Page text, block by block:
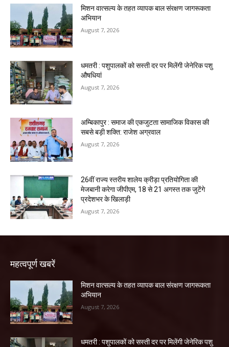
मिशन वात्सल्य के तहत व्यापक बाल संरक्षण जागरूकता
अभियान
August 7, 2026
धमतरी : पशुपालकों को सस्ती दर पर मिलेंगी जेनेरिक पशु
औषधियां
August 7, 2026
अम्बिकापुर : समाज की एकजुटता सामाजिक विकास की
सबसे बड़ी शक्ति: राजेश अग्रवाल
August 7, 2026
26वीं राज्य स्तरीय शालेय क्रीड़ा प्रतियोगिता की
मेजबानी करेगा जीपीएम, 18 से 21 अगस्त तक जुटेंगे
प्रदेशभर के खिलाड़ी
August 7, 2026
महत्वपूर्ण खबरें
मिशन वात्सल्य के तहत व्यापक बाल संरक्षण जागरूकता
अभियान
August 7, 2026
धमतरी : पशुपालकों को सस्ती दर पर मिलेंगी जेनेरिक पशु